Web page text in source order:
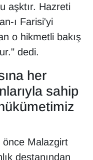
aşktır. Hazreti
ı Farisi'yi
o hikmetli bakış
dedi.
her
sahip
önce Malazgirt
destanından